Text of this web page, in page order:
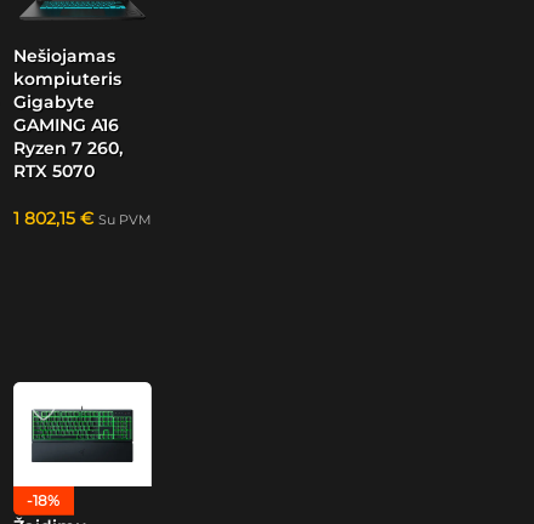
Nešiojamas
kompiuteris
Gigabyte
GAMING A16
Ryzen 7 260,
RTX 5070
1 802,15 € Su PVM
-18%